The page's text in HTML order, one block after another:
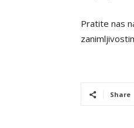
Pratite nas
Share